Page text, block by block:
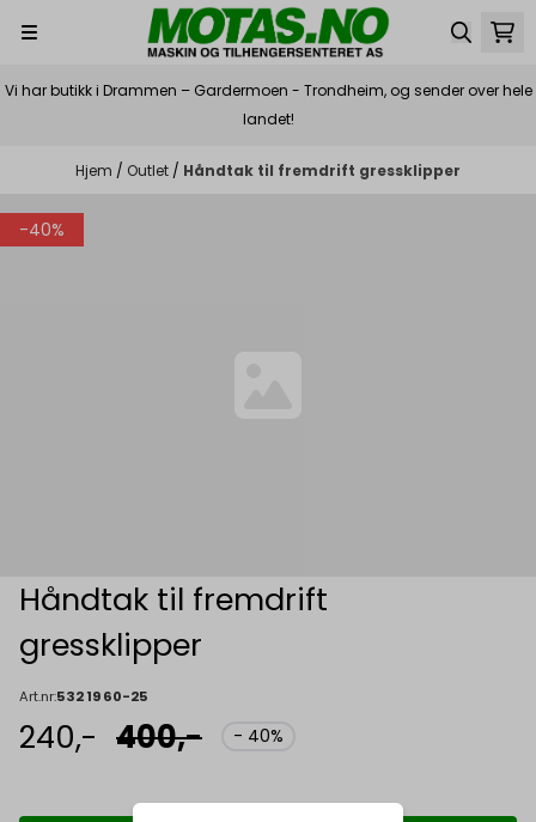
Hopp til innhold
Vi har butikk i Drammen – Gardermoen - Trondheim, og sender over hele
landet!
Hjem / Outlet / Håndtak til fremdrift gressklipper
-40%
Håndtak til fremdrift
gressklipper
Art.nr:532 19 60-25
240,- 400,- - 40%